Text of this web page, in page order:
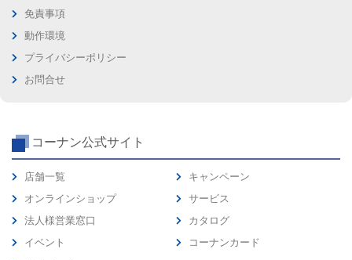
免責事項
動作環境
プライバシーポリシー
お問合せ
コーナン公式サイト
店舗一覧
オンラインショップ
法人様営業窓口
イベント
キャンペーン
サービス
カタログ
コーナンカード